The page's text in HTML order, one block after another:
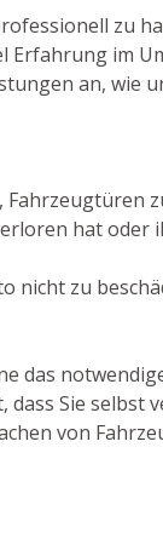
zu
im
an, wie
hat oder
zu
das
Sie
von